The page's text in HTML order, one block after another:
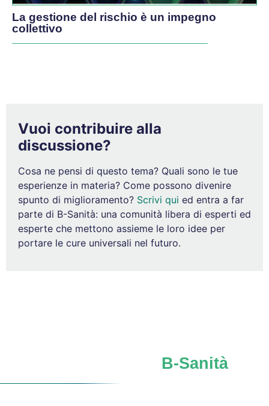
La gestione del rischio è un impegno
collettivo
Vuoi contribuire alla
discussione?
Cosa ne pensi di questo tema? Quali sono le tue
esperienze in materia? Come possono divenire
spunto di miglioramento? Scrivi qui ed entra a far
parte di B-Sanità: una comunità libera di esperti ed
esperte che mettono assieme le loro idee per
portare le cure universali nel futuro.
B-Sanità